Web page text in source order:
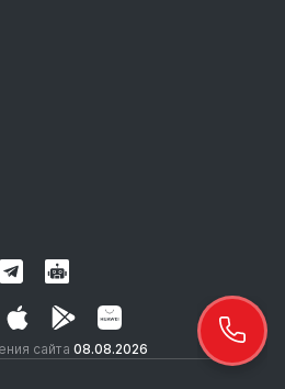
сайта 08.08.2026